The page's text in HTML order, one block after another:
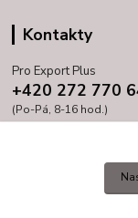
Kontakty
Pro Export Plus
+420 272 770
(Po-Pá, 8-16 hod.)